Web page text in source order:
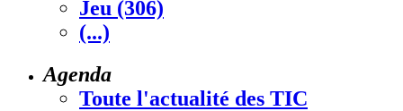
Jeu (306)
(...)
Agenda
Toute l'actualité des TIC